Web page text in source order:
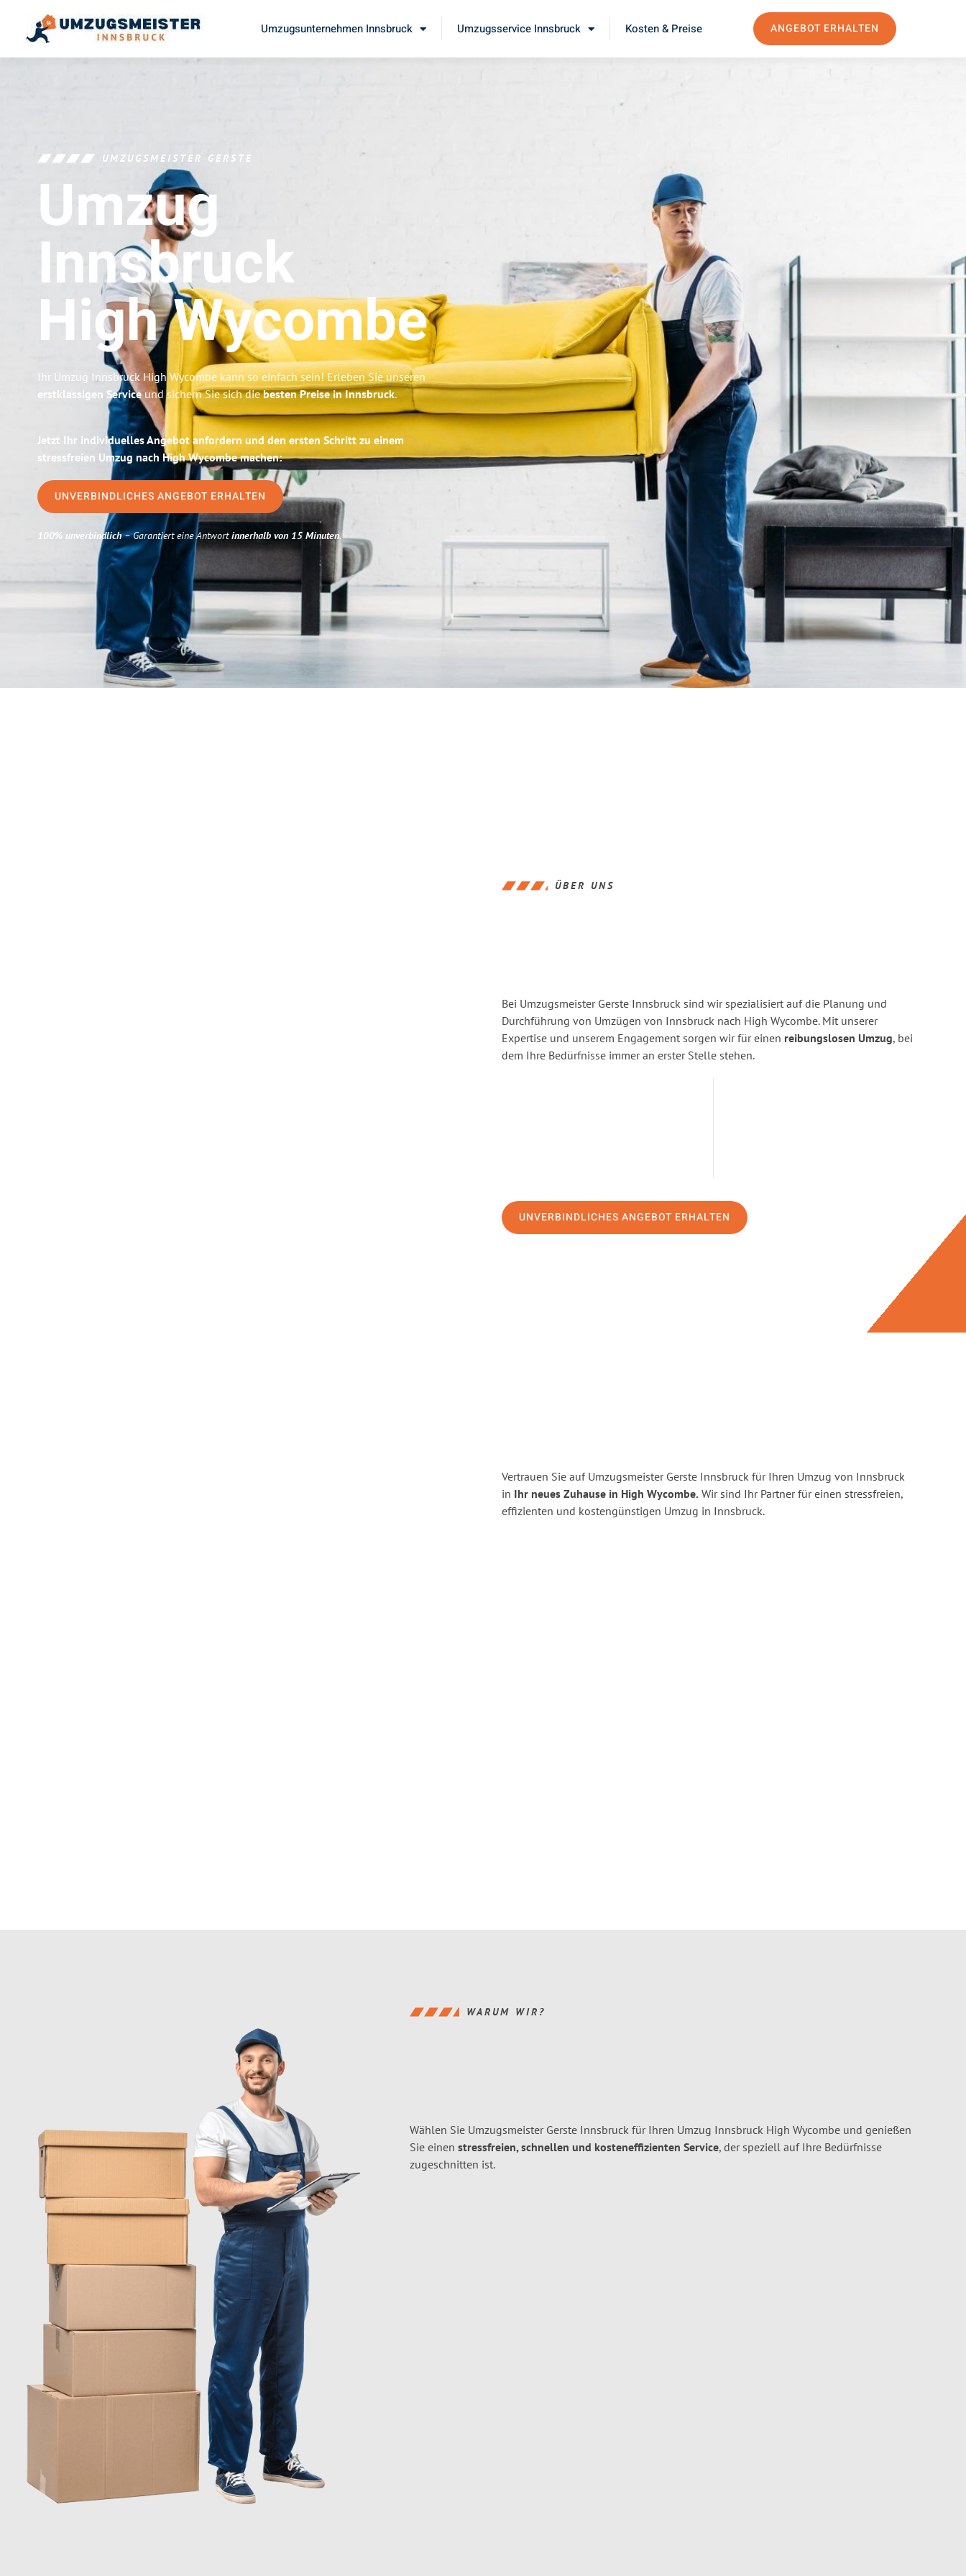
Umzugsunternehmen Innsbruck Umzugsservice Innsbruck Kosten & Preise ANGEBOT ERHALTEN
UMZUGSMEISTER GERSTE
Umzug
Innsbruck
High Wycombe
Ihr Umzug Innsbruck High Wycombe kann so einfach sein! Erleben Sie unseren
erstklassigen Serviceund sichern Sie sich diebesten Preise in Innsbruck.
Jetzt Ihr individuelles Angebot anfordern und den ersten Schritt zu einem
stressfreien Umzug nach High Wycombe machen:
UNVERBINDLICHES ANGEBOT ERHALTEN
100% unverbindlich– Garantiert eine Antwortinnerhalb von 15 Minuten.
ÜBER UNS
Bei Umzugsmeister Gerste Innsbruck sind wir spezialisiert auf die Planung und
Durchführung von Umzügen von Innsbruck nach High Wycombe. Mit unserer
Expertise und unserem Engagement sorgen wir für einen reibungslosen Umzug, bei
dem Ihre Bedürfnisse immer an erster Stelle stehen.
UNVERBINDLICHES ANGEBOT ERHALTEN
Vertrauen Sie auf Umzugsmeister Gerste Innsbruck für Ihren Umzug von Innsbruck
in Ihr neues Zuhause in High Wycombe. Wir sind Ihr Partner für einen stressfreien,
effizienten und kostengünstigen Umzug in Innsbruck.
WARUM WIR?
Wählen Sie Umzugsmeister Gerste Innsbruck für Ihren Umzug Innsbruck High Wycombe und genießen
Sie einen stressfreien, schnellen und kosteneffizienten Service, der speziell auf Ihre Bedürfnisse
zugeschnitten ist.